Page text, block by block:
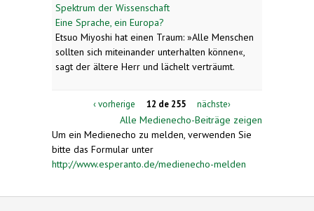
Spektrum der Wissenschaft
Eine Sprache, ein Europa?
Etsuo Miyoshi hat einen Traum: »Alle Menschen
sollten sich miteinander unterhalten können«,
sagt der ältere Herr und lächelt verträumt.
‹ vorherige 12 de 255 nächste›
Alle Medienecho-Beiträge zeigen
Um ein Medienecho zu melden, verwenden Sie
bitte das Formular unter
http://www.esperanto.de/medienecho-melden